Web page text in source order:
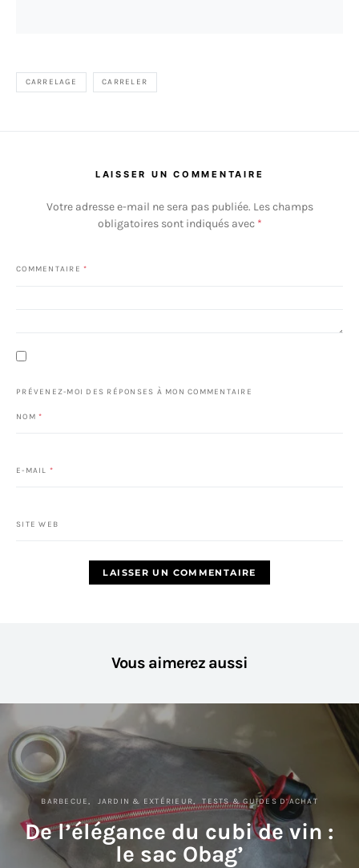
CARRELAGE CARRELER
LAISSER UN COMMENTAIRE
Votre adresse e-mail ne sera pas publiée. Les champs
obligatoires sont indiqués avec *
COMMENTAIRE *
PRÉVENEZ-MOI DES RÉPONSES À MON COMMENTAIRE
NOM *
E-MAIL *
SITE WEB
Vous aimerez aussi
BARBECUE JARDIN & EXTÉRIEUR TESTS & GUIDES D’ACHAT
De l’élégance du cubi de vin :
le sac Obag’